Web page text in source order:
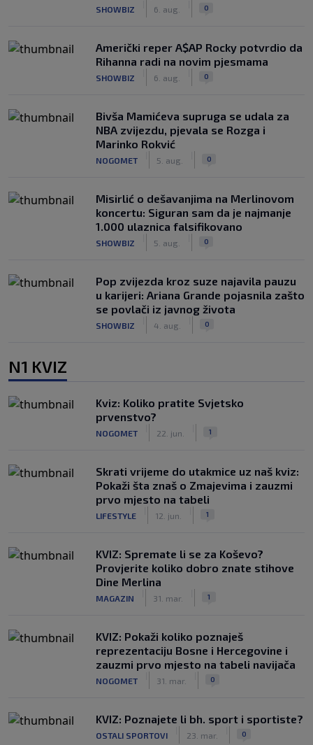
SHOWBIZ 6. aug. 0
Američki reper A$AP Rocky potvrdio da
Rihanna radi na novim pjesmama
SHOWBIZ 6. aug. 0
Bivša Mamićeva supruga se udala za
NBA zvijezdu, pjevala se Rozga i
Marinko Rokvić
NOGOMET 5. aug. 0
Misirlić o dešavanjima na Merlinovom
koncertu: Siguran sam da je najmanje
1.000 ulaznica falsifikovano
SHOWBIZ 5. aug. 0
Pop zvijezda kroz suze najavila pauzu
u karijeri: Ariana Grande pojasnila zašto
se povlači iz javnog života
SHOWBIZ 4. aug. 0
N1 KVIZ
Kviz: Koliko pratite Svjetsko
prvenstvo?
NOGOMET 22. jun. 1
Skrati vrijeme do utakmice uz naš kviz:
Pokaži šta znaš o Zmajevima i zauzmi
prvo mjesto na tabeli
LIFESTYLE 12. jun. 1
KVIZ: Spremate li se za Koševo?
Provjerite koliko dobro znate stihove
Dine Merlina
MAGAZIN 31. mar. 1
KVIZ: Pokaži koliko poznaješ
reprezentaciju Bosne i Hercegovine i
zauzmi prvo mjesto na tabeli navijača
NOGOMET 31. mar. 0
KVIZ: Poznajete li bh. sport i sportiste?
OSTALI SPORTOVI 23. mar. 0